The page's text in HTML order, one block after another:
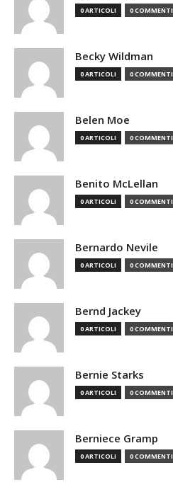
0 ARTICOLI 0 COMMENTI
Becky Wildman
0 ARTICOLI 0 COMMENTI
Belen Moe
0 ARTICOLI 0 COMMENTI
Benito McLellan
0 ARTICOLI 0 COMMENTI
Bernardo Nevile
0 ARTICOLI 0 COMMENTI
Bernd Jackey
0 ARTICOLI 0 COMMENTI
Bernie Starks
0 ARTICOLI 0 COMMENTI
Berniece Gramp
0 ARTICOLI 0 COMMENTI